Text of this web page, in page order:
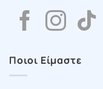
Ποιοι Είμαστε